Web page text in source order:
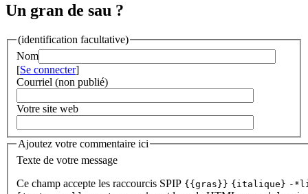
Un gran de sau ?
(identification facultative)
Nom
[Se connecter]
Courriel (non publié)
Votre site web
Ajoutez votre commentaire ici
Texte de votre message
Ce champ accepte les raccourcis SPIP {{gras}} {italique} -